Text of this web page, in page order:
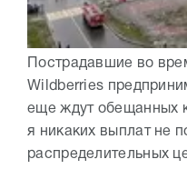
Пострадавшие во
Wildberries
еще ждут обещанных
я никаких выплат не
распределительных